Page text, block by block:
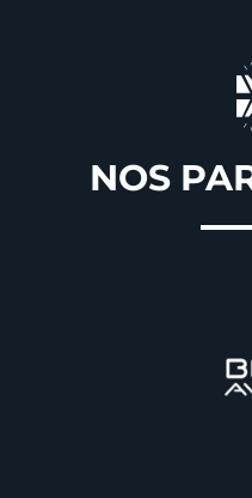
NOS